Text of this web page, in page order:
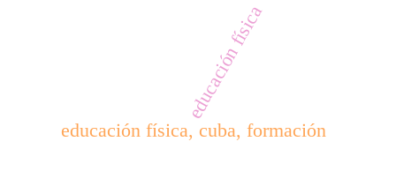
educación física
educación física, cuba, formación